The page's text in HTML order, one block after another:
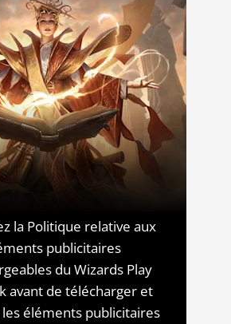
la Politique relative aux
publicitaires
du Wizards Play
avant de télécharger et
éléments publicitaires